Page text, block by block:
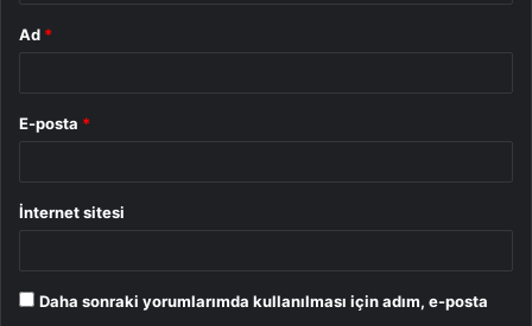
Ad *
E-posta *
İnternet sitesi
Daha sonraki yorumlarımda kullanılması için adım, e-posta